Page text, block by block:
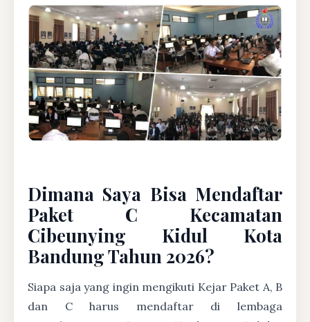
Dimana Saya Bisa Mendaftar
Paket C Kecamatan
Cibeunying Kidul Kota
Bandung Tahun 2026?
Siapa saja yang ingin mengikuti Kejar Paket A, B
dan C harus mendaftar di lembaga